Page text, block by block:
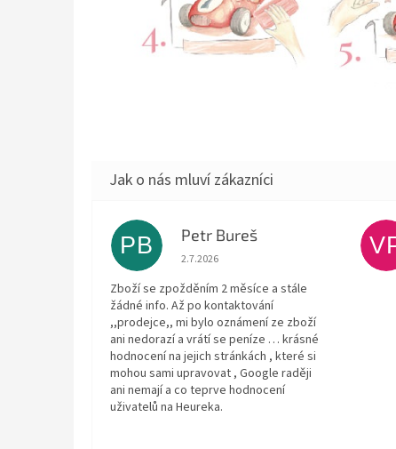
PB Petr Bureš
Hodnocení obchodu je 1 z 5 hvězdiček.
2.7.2026
Zboží se zpožděním 2 měsíce a stále
žádné info. Až po kontaktování
,,prodejce,, mi bylo oznámení ze zboží
ani nedorazí a vrátí se peníze … krásné
hodnocení na jejich stránkách , které si
mohou sami upravovat , Google raději
ani nemají a co teprve hodnocení
uživatelů na Heureka.